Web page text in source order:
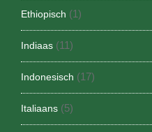
Ethiopisch (1)
Indiaas (11)
Indonesisch (17)
Italiaans (5)